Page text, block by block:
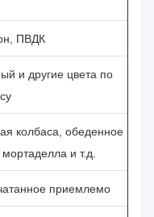
ПВДК
и другие цвета по
колбаса, обеденное
и т.д.
приемлемо